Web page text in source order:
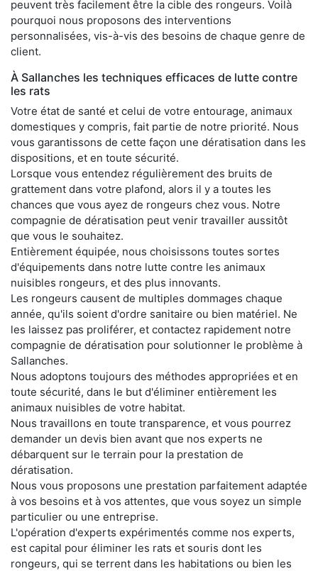
peuvent très facilement être la cible des rongeurs. Voilà
pourquoi nous proposons des interventions
personnalisées, vis-à-vis des besoins de chaque genre de
client.
À Sallanches les techniques efficaces de lutte contre
les rats
Votre état de santé et celui de votre entourage, animaux
domestiques y compris, fait partie de notre priorité. Nous
vous garantissons de cette façon une dératisation dans les
dispositions, et en toute sécurité.
Lorsque vous entendez régulièrement des bruits de
grattement dans votre plafond, alors il y a toutes les
chances que vous ayez de rongeurs chez vous. Notre
compagnie de dératisation peut venir travailler aussitôt
que vous le souhaitez.
Entièrement équipée, nous choisissons toutes sortes
d'équipements dans notre lutte contre les animaux
nuisibles rongeurs, et des plus innovants.
Les rongeurs causent de multiples dommages chaque
année, qu'ils soient d'ordre sanitaire ou bien matériel. Ne
les laissez pas proliférer, et contactez rapidement notre
compagnie de dératisation pour solutionner le problème à
Sallanches.
Nous adoptons toujours des méthodes appropriées et en
toute sécurité, dans le but d'éliminer entièrement les
animaux nuisibles de votre habitat.
Nous travaillons en toute transparence, et vous pourrez
demander un devis bien avant que nos experts ne
débarquent sur le terrain pour la prestation de
dératisation.
Nous vous proposons une prestation parfaitement adaptée
à vos besoins et à vos attentes, que vous soyez un simple
particulier ou une entreprise.
L'opération d'experts expérimentés comme nos experts,
est capital pour éliminer les rats et souris dont les
rongeurs, qui se terrent dans les habitations ou bien les